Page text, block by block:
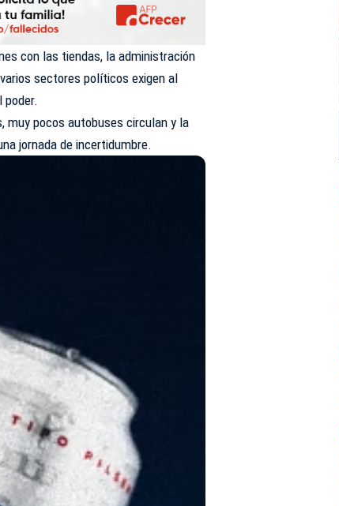
con las tiendas, la administración
sectores políticos exigen al
poder.
pocos autobuses circulan y la
jornada de incertidumbre.